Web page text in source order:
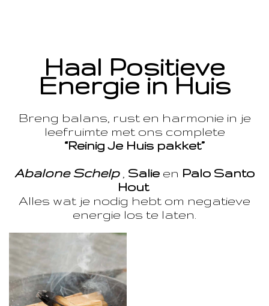
Haal Positieve
Energie in Huis
Breng balans, rust en harmonie in je
leefruimte met ons complete
“Reinig Je Huis pakket”
Abalone Schelp, Salie en Palo Santo
Hout
Alles wat je nodig hebt om negatieve
energie los te laten.